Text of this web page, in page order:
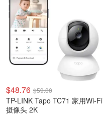
$48.76 $59.00
TP-LINK Tapo TC71 家用Wi-Fi
摄像头 2K